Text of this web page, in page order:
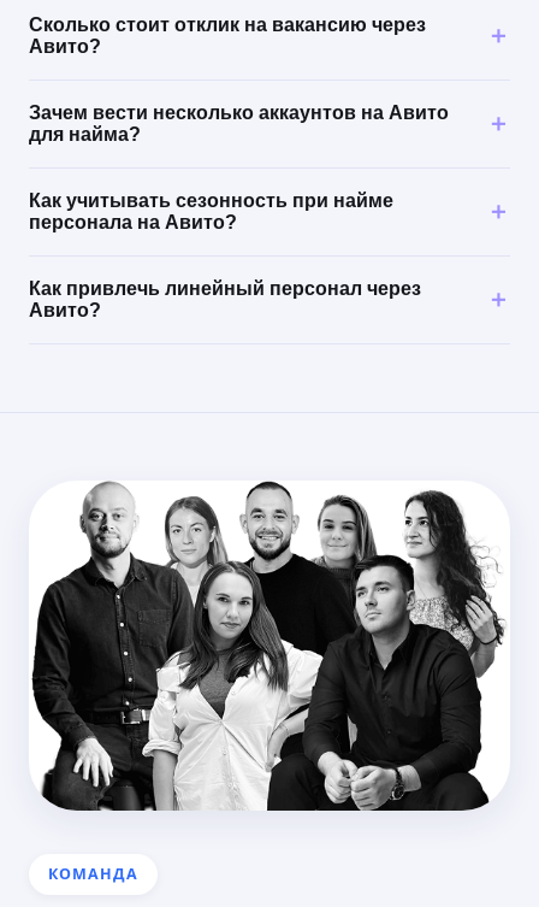
Сколько стоит отклик на вакансию через
Авито?
Зачем вести несколько аккаунтов на Авито
для найма?
Как учитывать сезонность при найме
персонала на Авито?
Как привлечь линейный персонал через
Авито?
КОМАНДА